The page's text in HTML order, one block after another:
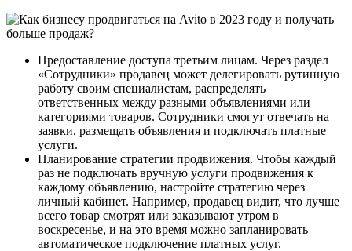
Предоставление доступа третьим лицам. Через раздел
«Сотрудники» продавец может делегировать рутинную
работу своим специалистам, распределять
ответственных между разными объявлениями или
категориями товаров. Сотрудники смогут отвечать на
заявки, размещать объявления и подключать платные
услуги.
Планирование стратегии продвижения. Чтобы каждый
раз не подключать вручную услуги продвижения к
каждому объявлению, настройте стратегию через
личный кабинет. Например, продавец видит, что лучше
всего товар смотрят или заказывают утром в
воскресенье, и на это время можно запланировать
автоматическое подключение платных услуг.